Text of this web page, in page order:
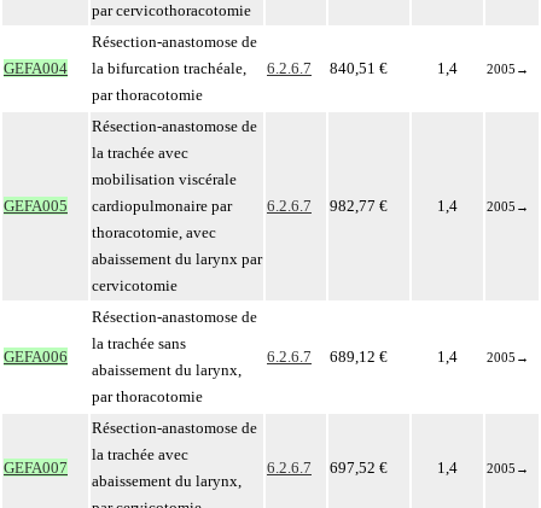
par cervicothoracotomie
GEFA004
Résection-anastomose de
la bifurcation trachéale,
par thoracotomie
6.2.6.7 840,51 € 1,4 2005 →
GEFA005
Résection-anastomose de
la trachée avec
mobilisation viscérale
cardiopulmonaire par
thoracotomie, avec
abaissement du larynx par
cervicotomie
6.2.6.7 982,77 € 1,4 2005 →
GEFA006
Résection-anastomose de
la trachée sans
abaissement du larynx,
par thoracotomie
6.2.6.7 689,12 € 1,4 2005 →
GEFA007
Résection-anastomose de
la trachée avec
abaissement du larynx,
6.2.6.7 697,52 € 1,4 2005 →